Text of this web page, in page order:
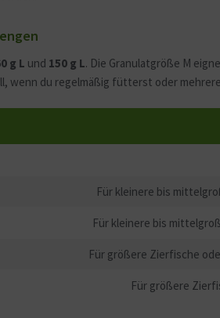
g L und 150 g L. Die Granulatgröße M
wenn du regelmäßig fütterst oder
Für kleinere bis
Für kleinere bis
Für größere Zierfische
Für größere